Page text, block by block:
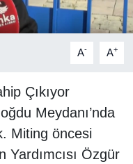
A- A+
Çıkıyor
Meydanı’nda
Miting öncesi
Özgür